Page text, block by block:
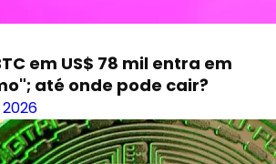
em US$ 78 mil entra em
até onde pode cair?